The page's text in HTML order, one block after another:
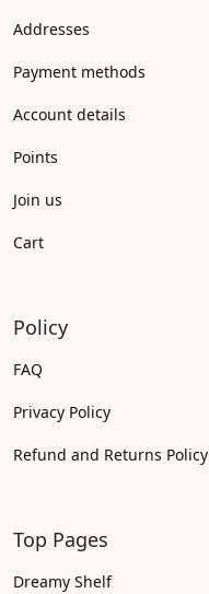
Addresses
Payment methods
Account details
Points
Join us
Cart
Policy
FAQ
Privacy Policy
Refund and Returns Policy
Top Pages
Dreamy Shelf